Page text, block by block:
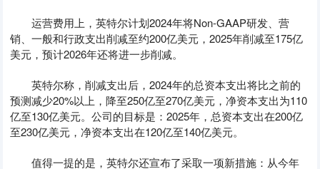
运营费用上，英特尔计划2024年将Non-GAAP研发、营
销、一般和行政支出削减至约200亿美元，2025年削减至175亿
美元，预计2026年还将进一步削减。
英特尔称，削减支出后，2024年的总资本支出将比之前的
预测减少20%以上，降至250亿至270亿美元，净资本支出为110
亿至130亿美元。公司的目标是：2025年，总资本支出在200亿
至230亿美元，净资本支出在120亿至140亿美元。
值得一提的是，英特尔还宣布了采取一项新措施：从今年